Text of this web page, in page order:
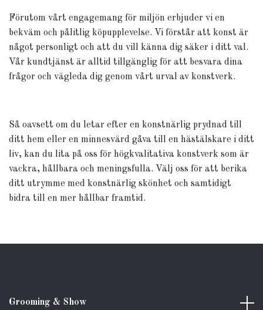
Förutom vårt engagemang för miljön erbjuder vi en
bekväm och pålitlig köpupplevelse. Vi förstår att konst är
något personligt och att du vill känna dig säker i ditt val.
Vår kundtjänst är alltid tillgänglig för att besvara dina
frågor och vägleda dig genom vårt urval av konstverk.
Så oavsett om du letar efter en konstnärlig prydnad till
ditt hem eller en minnesvärd gåva till en hästälskare i ditt
liv, kan du lita på oss för högkvalitativa konstverk som är
vackra, hållbara och meningsfulla. Välj oss för att berika
ditt utrymme med konstnärlig skönhet och samtidigt
bidra till en mer hållbar framtid.
Grooming & Show